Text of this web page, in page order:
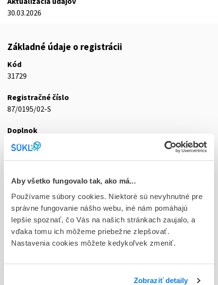
Aby všetko fungovalo tak, ako má...
Používame súbory cookies. Niektoré sú nevyhnutné pre
správne fungovanie nášho webu, iné nám pomáhajú
lepšie spoznať, čo Vás na našich stránkach zaujalo, a
vďaka tomu ich môžeme priebežne zlepšovať.
Nastavenia cookies môžete kedykoľvek zmeniť.
Zobraziť detaily
30.03.2026
Základné údaje o registrácii
Kód
31729
Registračné číslo
87/0195/02-S
Doplnok
sol pnd 1x2,5 l (dvojvak+Luer konektor)
Stav
Typ registračnej procedúry
Národná
Držiteľ, krajina
Vantive Belgium SRL, Belgicko
Indikačná skupina